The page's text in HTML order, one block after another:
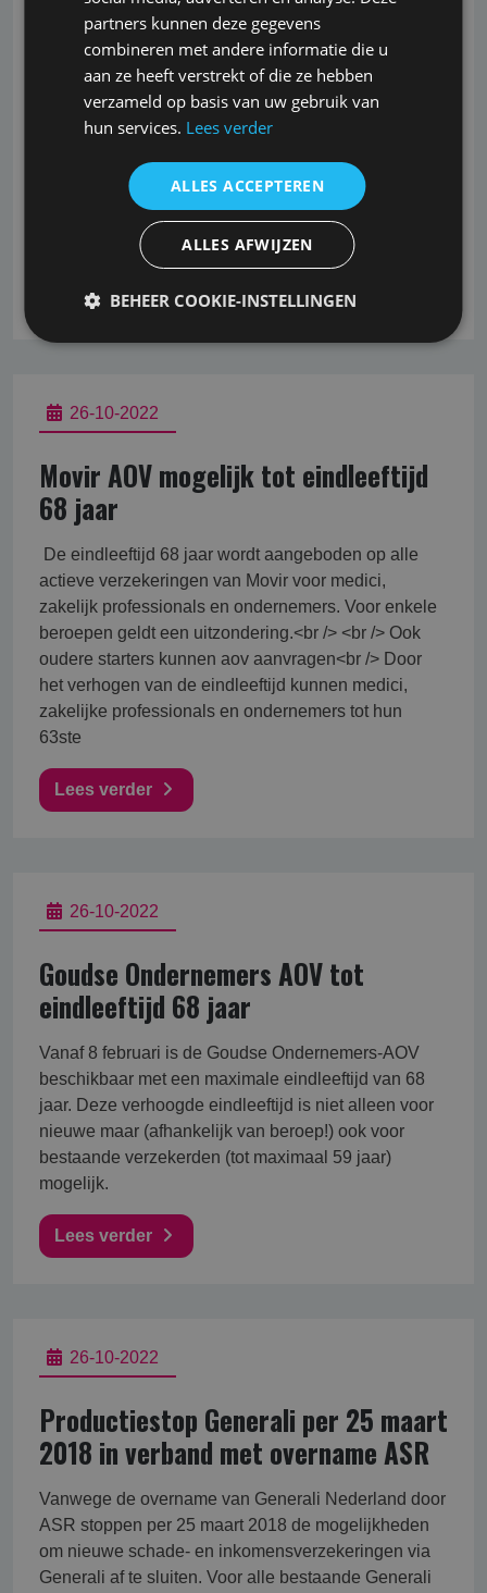
Overname Generali door ASR
Verzekeraar ASR heeft aangekondigd Generali te
willen overnemen. De voorgenomen transactie moet
nog worden goedgekeurd door de autoriteit
Consument & Markt en DNB. De beide verzekeraars
hopen het overnameproces Q1 2018 te hebben
afgerond. Op dat moment is er wederom een AOV en
verzuim aanbieder
Lees verder
26-10-2022
Movir AOV mogelijk tot eindleeftijd
68 jaar
De eindleeftijd 68 jaar wordt aangeboden op alle
actieve verzekeringen van Movir voor medici,
zakelijk professionals en ondernemers. Voor enkele
beroepen geldt een uitzondering.<br /> <br /> Ook
oudere starters kunnen aov aanvragen<br /> Door
het verhogen van de eindleeftijd kunnen medici,
zakelijke professionals en ondernemers tot hun
63ste
Lees verder
26-10-2022
Goudse Ondernemers AOV tot
eindleeftijd 68 jaar
Vanaf 8 februari is de Goudse Ondernemers-AOV
beschikbaar met een maximale eindleeftijd van 68
jaar. Deze verhoogde eindleeftijd is niet alleen voor
nieuwe maar (afhankelijk van beroep!) ook voor
bestaande verzekerden (tot maximaal 59 jaar)
mogelijk.
Lees verder
26-10-2022
Productiestop Generali per 25 maart
2018 in verband met overname ASR
Vanwege de overname van Generali Nederland door
ASR stoppen per 25 maart 2018 de mogelijkheden
om nieuwe schade- en inkomensverzekeringen via
Generali af te sluiten. Voor alle bestaande Generali
partners kunnen deze gegevens
combineren met andere informatie die u
aan ze heeft verstrekt of die ze hebben
verzameld op basis van uw gebruik van
hun services. Lees verder
ALLES ACCEPTEREN
ALLES AFWIJZEN
BEHEER COOKIE-INSTELLINGEN